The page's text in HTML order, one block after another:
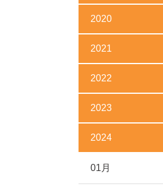
2020
2021
2022
2023
2024
01月